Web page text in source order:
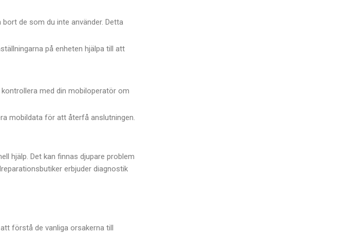
de som du inte använder. Detta
på enheten hjälpa till att
med din mobiloperatör om
mobildata för att återfå anslutningen.
hjälp. Det kan finnas djupare problem
erbjuder diagnostik
förstå de vanliga orsakerna till